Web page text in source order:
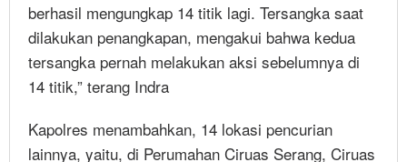
berhasil mengungkap 14 titik lagi. Tersangka saat
dilakukan penangkapan, mengakui bahwa kedua
tersangka pernah melakukan aksi sebelumnya di
14 titik,” terang Indra
Kapolres menambahkan, 14 lokasi pencurian
lainnya, yaitu, di Perumahan Ciruas Serang, Ciruas